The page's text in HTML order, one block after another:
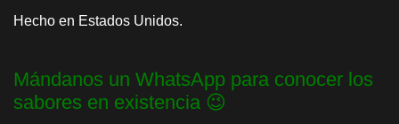
Hecho en Estados Unidos.
Mándanos un WhatsApp para conocer los
sabores en existencia 😉